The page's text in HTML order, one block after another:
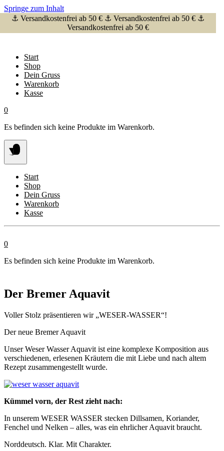
Springe zum Inhalt
⚓ Versandkostenfrei ab 50 € ⚓ Versandkostenfrei ab 50 € ⚓
Versandkostenfrei ab 50 €
Start
Shop
Dein Gruss
Warenkorb
Kasse
0
Es befinden sich keine Produkte im Warenkorb.
Start
Shop
Dein Gruss
Warenkorb
Kasse
0
Es befinden sich keine Produkte im Warenkorb.
Der Bremer Aquavit
Voller Stolz präsentieren wir „WESER-WASSER“!
Der neue Bremer Aquavit
Unser Weser Wasser Aquavit ist eine komplexe Komposition aus
verschiedenen, erlesenen Kräutern die mit Liebe und nach altem
Rezept zusammengestellt wurde.
Kümmel vorn, der Rest zieht nach:
In unserem WESER WASSER stecken Dillsamen, Koriander,
Fenchel und Nelken – alles, was ein ehrlicher Aquavit braucht.
Norddeutsch. Klar. Mit Charakter.